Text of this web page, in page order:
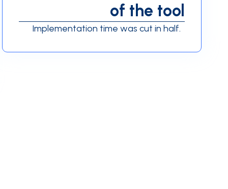
of the tool
Implementation time was cut in half.